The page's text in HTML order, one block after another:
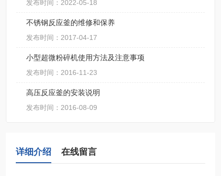
发布时间：2022-05-18
不锈钢反应釜的维修和保养
发布时间：2017-04-17
小型超微粉碎机使用方法及注意事项
发布时间：2016-11-23
高压反应釜的安装说明
发布时间：2016-08-09
详细介绍 在线留言